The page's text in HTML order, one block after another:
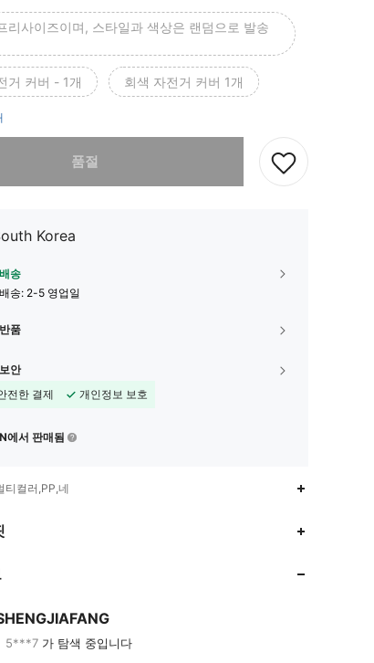
리사이즈이며, 스타일과 색상은 랜덤으로 발송
거 커버 - 1개 회색 자전거 커버 1개
품절
Korea
송
송: 2-5 영업일
품
안
전한 결제
개인정보 보호
에서 판매됨
티컬러,PP,네
등급 12 아이템 190팔로워